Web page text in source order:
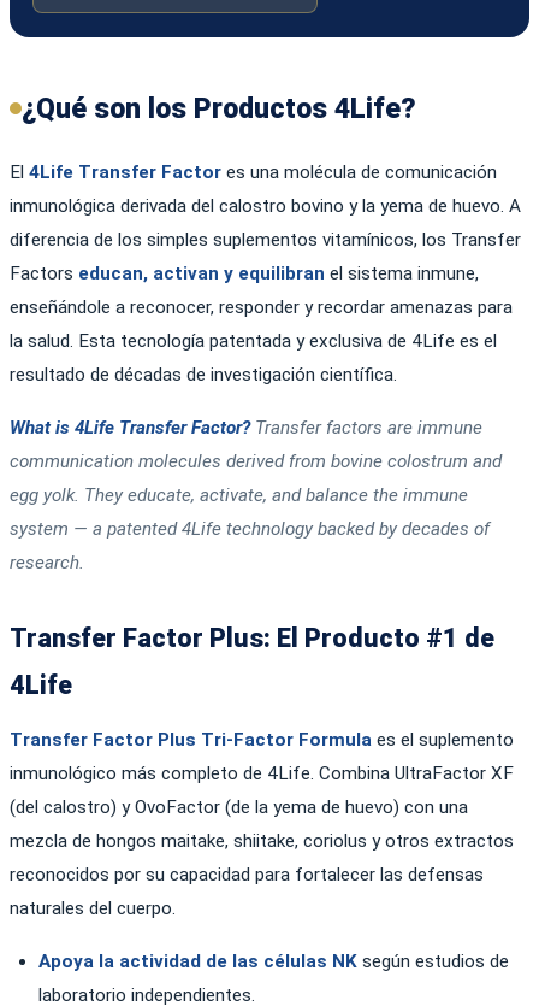
¿Qué son los Productos 4Life?
El 4Life Transfer Factor es una molécula de comunicación
inmunológica derivada del calostro bovino y la yema de huevo. A
diferencia de los simples suplementos vitamínicos, los Transfer
Factors educan, activan y equilibran el sistema inmune,
enseñándole a reconocer, responder y recordar amenazas para
la salud. Esta tecnología patentada y exclusiva de 4Life es el
resultado de décadas de investigación científica.
What is 4Life Transfer Factor?Transfer factors are immune
communication molecules derived from bovine colostrum and
egg yolk. They educate, activate, and balance the immune
system — a patented 4Life technology backed by decades of
research.
Transfer Factor Plus: El Producto #1 de
4Life
Transfer Factor Plus Tri-Factor Formula es el suplemento
inmunológico más completo de 4Life. Combina UltraFactor XF
(del calostro) y OvoFactor (de la yema de huevo) con una
mezcla de hongos maitake, shiitake, coriolus y otros extractos
reconocidos por su capacidad para fortalecer las defensas
naturales del cuerpo.
Apoya la actividad de las células NK según estudios de
laboratorio independientes.